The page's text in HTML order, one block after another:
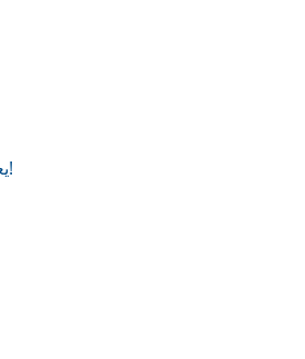
يعد التطوع فرصة رائعة ليس فقط لتقديم شيء ما للمجتمع ولكن لاكتساب مهارات وخبرات جديدة قيمة. بالإضافة إلى تعزيز ثقتك بنفسك!